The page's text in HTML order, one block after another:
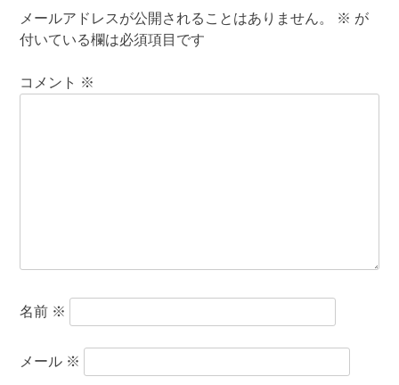
メールアドレスが公開されることはありません。 ※ が
付いている欄は必須項目です
コメント ※
名前 ※
メール ※